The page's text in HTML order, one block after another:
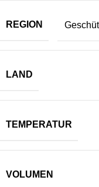
REGION
LAND
TEMPERATUR
VOLUMEN